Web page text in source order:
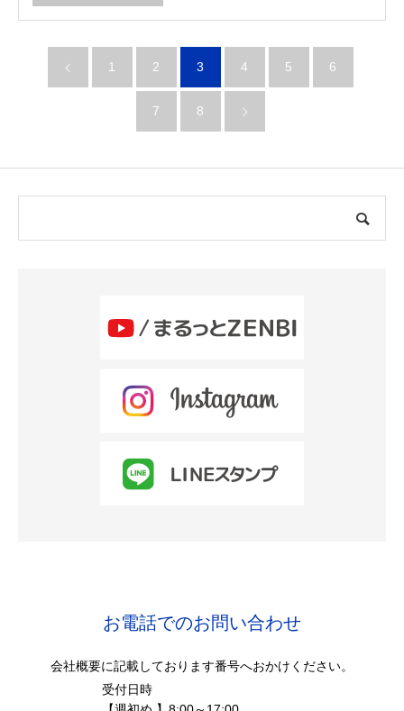
1 2 3 4 5 6
7 8
お電話でのお問い合わせ
会社概要に記載しております番号へおかけください。
受付日時